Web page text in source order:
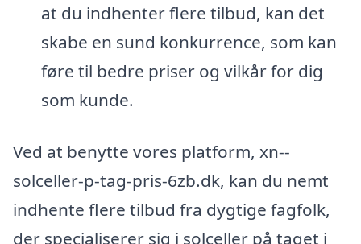
at du indhenter flere tilbud, kan det
skabe en sund konkurrence, som kan
føre til bedre priser og vilkår for dig
som kunde.
Ved at benytte vores platform, xn--
solceller-p-tag-pris-6zb.dk, kan du nemt
indhente flere tilbud fra dygtige fagfolk,
der specialiserer sig i solceller på taget i